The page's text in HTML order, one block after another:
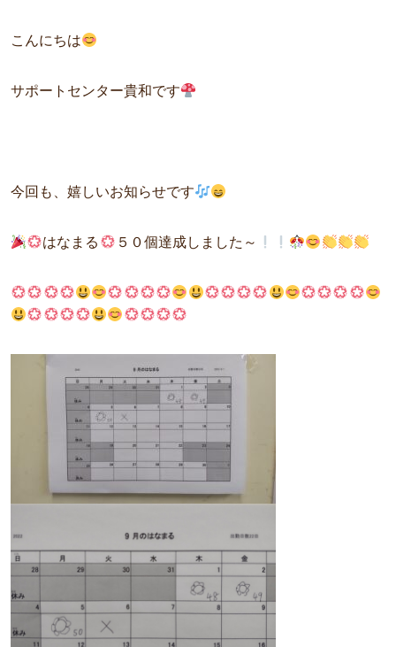
こんにちは
サポートセンター貴和です
今回も、嬉しいお知らせです
はなまる ５０個達成しました～